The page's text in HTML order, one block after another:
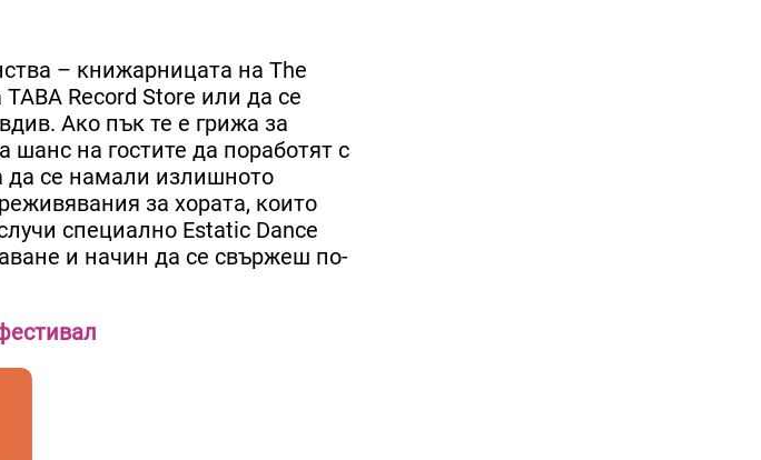
– книжарницата на The
Record Store или да се
Ако пък те е грижа за
шанс на гостите да поработят с
да се намали излишното
за хората, които
специално Estatic Dance
и начин да се свържеш по-